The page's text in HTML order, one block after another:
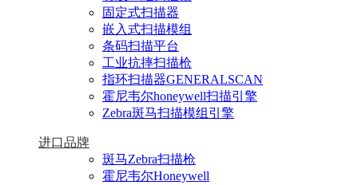
固定式扫描器
嵌入式扫描模组
条码扫描平台
工业抗摔扫描枪
指环扫描器GENERALSCAN
霍尼韦尔honeywell扫描引擎
Zebra斑马扫描模组引擎
进口品牌
斑马Zebra扫描枪
霍尼韦尔Honeywell